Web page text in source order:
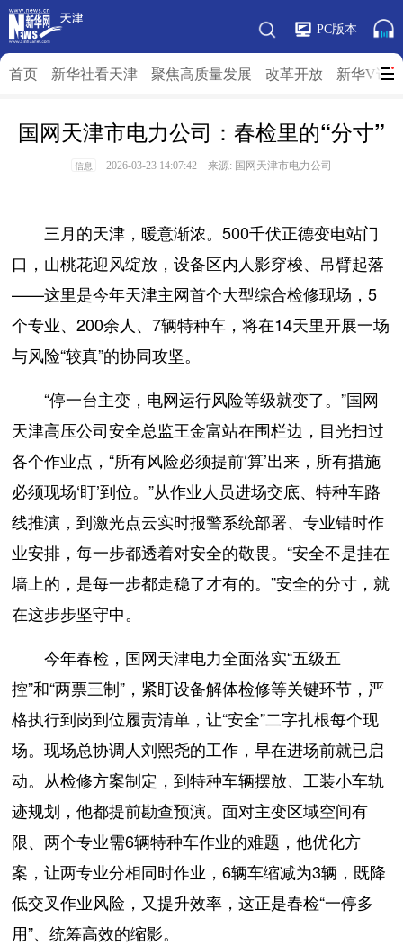
PC版本
首页 新华社看天津 聚焦高质量发展 改革开放 新华V访
国网天津市电力公司：春检里的“分寸”
信息 2026-03-23 14:07:42 来源: 国网天津市电力公司
三月的天津，暖意渐浓。500千伏正德变电站门
口，山桃花迎风绽放，设备区内人影穿梭、吊臂起落
——这里是今年天津主网首个大型综合检修现场，5
个专业、200余人、7辆特种车，将在14天里开展一场
与风险“较真”的协同攻坚。
“停一台主变，电网运行风险等级就变了。”国网
天津高压公司安全总监王金富站在围栏边，目光扫过
各个作业点，“所有风险必须提前‘算’出来，所有措施
必须现场‘盯’到位。”从作业人员进场交底、特种车路
线推演，到激光点云实时报警系统部署、专业错时作
业安排，每一步都透着对安全的敬畏。“安全不是挂在
墙上的，是每一步都走稳了才有的。”安全的分寸，就
在这步步坚守中。
今年春检，国网天津电力全面落实“五级五
控”和“两票三制”，紧盯设备解体检修等关键环节，严
格执行到岗到位履责清单，让“安全”二字扎根每个现
场。现场总协调人刘熙尧的工作，早在进场前就已启
动。从检修方案制定，到特种车辆摆放、工装小车轨
迹规划，他都提前勘查预演。面对主变区域空间有
限、两个专业需6辆特种车作业的难题，他优化方
案，让两专业分相同时作业，6辆车缩减为3辆，既降
低交叉作业风险，又提升效率，这正是春检“一停多
用”、统筹高效的缩影。